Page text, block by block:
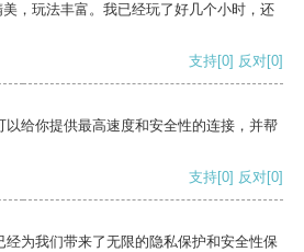
，玩法丰富。我已经玩了好几个小时，还
支持[0] 反对[0]
给你提供最高速度和安全性的连接，并帮
支持[0] 反对[0]
为我们带来了无限的隐私保护和安全性保